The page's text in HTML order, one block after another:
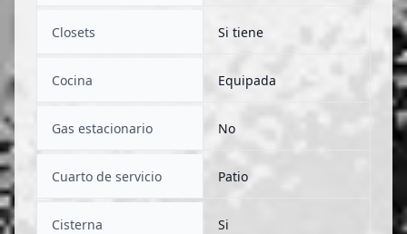
Closets Si tiene
Cocina Equipada
Gas estacionario No
Cuarto de servicio Patio
Cisterna Si